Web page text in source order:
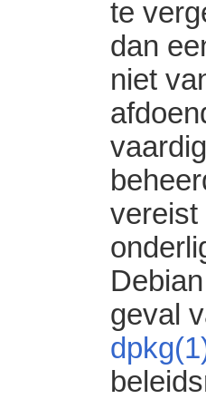
te
dan
niet
vereist
geval